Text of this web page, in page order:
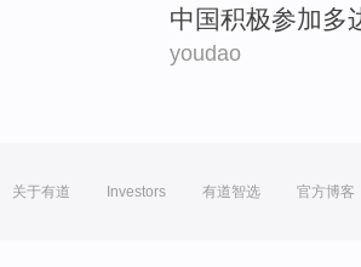
中国积极参加多
youdao
关于有道 Investors 有道智选 官方博客